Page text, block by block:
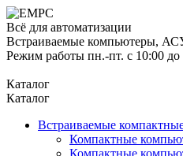
Всё для автоматизации
Встраиваемые компьютеры,
Режим работы пн.-пт. с 10:00 до
Каталог
Каталог
Встраиваемые
Компактные
Компактные